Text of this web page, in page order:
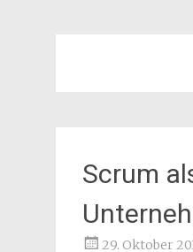
Scrum
29. Oktober